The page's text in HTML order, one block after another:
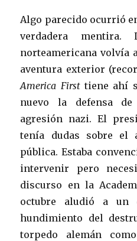
Algo parecido ocurrió
verdadera
norteamericana volvía
aventura exterior
America Firsttiene ahí
nuevo la defensa
agresión nazi. El
tenía dudas sobre el
pública. Estaba
intervenir pero
discurso en la
octubre aludió a un
hundimiento del
torpedo alemán